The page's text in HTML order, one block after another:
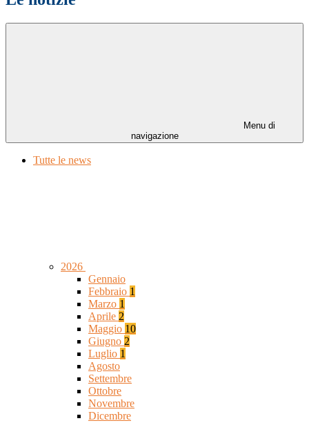
Menu di
navigazione
Tutte le news
2026
Gennaio
Febbraio 1
Marzo 1
Aprile 2
Maggio 10
Giugno 2
Luglio 1
Agosto
Settembre
Ottobre
Novembre
Dicembre